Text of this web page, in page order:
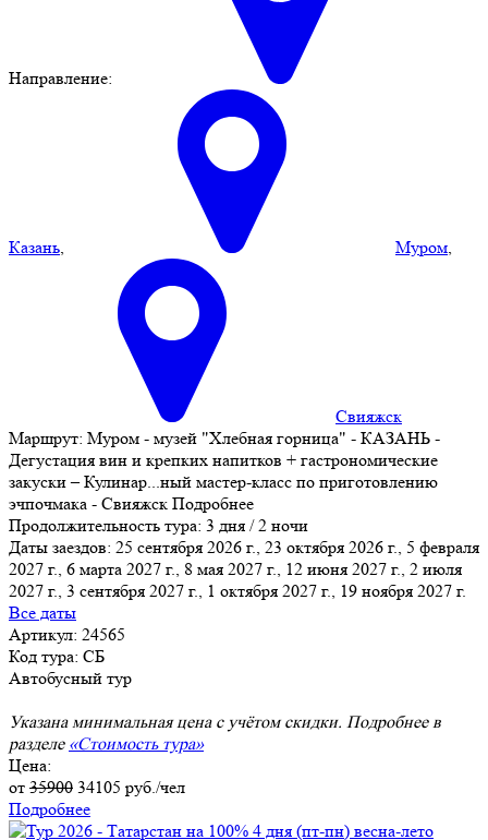
Направление:
Казань Муром
Свияжск
Маршрут: Муром - музей "Хлебная горница" - КАЗАНЬ -
Дегустация вин и крепких напитков + гастрономические
закуски – Кулинар
ный мастер-класс по приготовлению
эчпочмака - Свияжск Подробнее
Продолжительность тура: 3 дня / 2 ночи
Даты заездов: 25 сентября 2026 г., 23 октября 2026 г., 5 февраля
2027 г., 6 марта 2027 г., 8 мая 2027 г., 12 июня 2027 г., 2 июля
2027 г. , 3 сентября 2027 г., 1 октября 2027 г., 19 ноября 2027 г.
Все даты
Артикул: 24565
Код тура: СБ
Автобусный тур
Указана минимальная цена с учётом скидки. Подробнее в
разделе «Стоимость тура»
Цена:
от 35900 34105 руб./чел
Подробнее